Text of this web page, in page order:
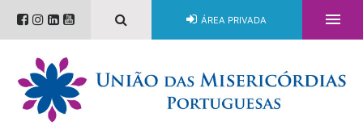
ÁREA PRIVADA 